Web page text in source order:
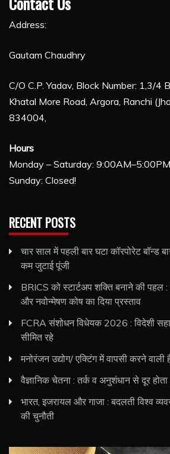
Address:
Gautam Chaudhry
C/O C.P. Yadav, Block Number: 1,3/4
Khatal More Road, Argora, Ranchi
834004,
Hours
Monday – Saturday: 9:00AM–5:00PM
Sunday: Closed!
RECENT POSTS
चार साल में पहली बार घटा कॉरपोरेट बॉन्ड
कम जुटाई पूंजी
BRICS को स्टार्टअप शक्ति बनाने की पहल
और नवोन्मेषण कोष का दिया प्रस्ताव
FCRA संशोधन विधेयक 2026 : विदेशी
सीमित रहे
मनोरंजन उद्योग/ एक्टिंग में वापसी करने वाली
वैज्ञानिक चेतना : तर्क व अनुशंधान से दूर होता
भारत, इजरायल और गाजा : बदलती विश्व
की चुनौती